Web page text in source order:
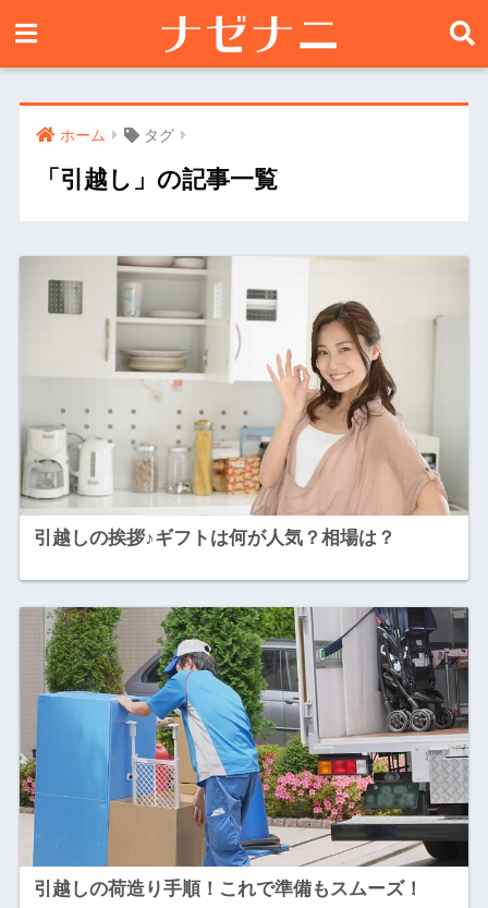
ホーム タグ
「引越し」の記事一覧
引越しの挨拶♪ギフトは何が人気？相場は？
引越しの荷造り手順！これで準備もスムーズ！